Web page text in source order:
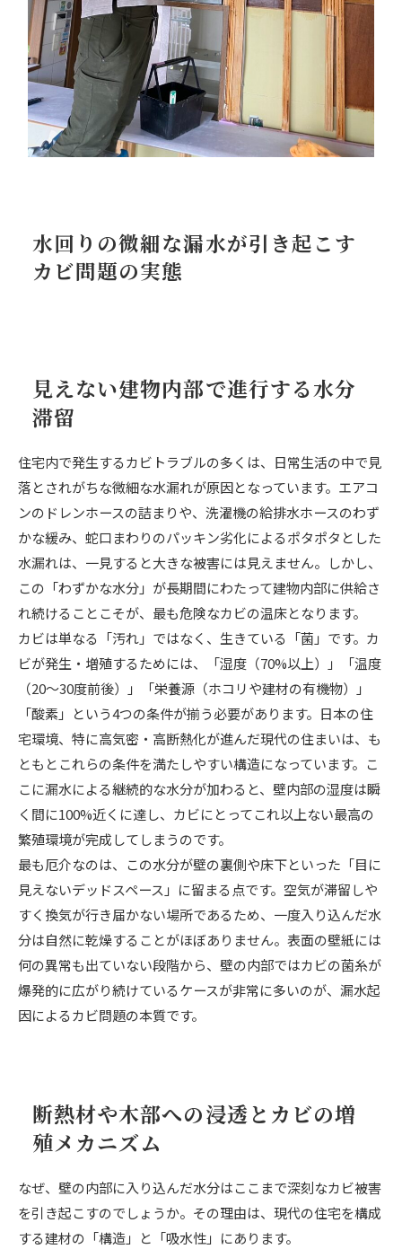
6.1. 見えない水分の広がりを可視化する含水率測定
6.2. カビの種類と汚染レベルを特定する真菌検査
7.建材を壊さず根こそぎ減菌する「MIST工法®」の優位性
7.1. 物理的な破壊や削り作業を必要としない独自技術
7.2.人体への安全性と高い防カビ持続性能の両立
8.2. 建物の構造を知り尽くしたプロによる再発防止計画
9. まとめ：スピード対応が修繕費用と健康被害を最小限に抑える
水回りの微細な漏水が引き起こす
カビ問題の実態
見えない建物内部で進行する水分
滞留
住宅内で発生するカビトラブルの多くは、日常生活の中で見
落とされがちな微細な水漏れが原因となっています。エアコ
ンのドレンホースの詰まりや、洗濯機の給排水ホースのわず
かな緩み、蛇口まわりのパッキン劣化によるポタポタとした
水漏れは、一見すると大きな被害には見えません。しかし、
この「わずかな水分」が長期間にわたって建物内部に供給さ
れ続けることこそが、最も危険なカビの温床となります。
カビは単なる「汚れ」ではなく、生きている「菌」です。カ
ビが発生・増殖するためには、「湿度（70%以上）」「温度
（20〜30度前後）」「栄養源（ホコリや建材の有機物）」
「酸素」という4つの条件が揃う必要があります。日本の住
宅環境、特に高気密・高断熱化が進んだ現代の住まいは、も
ともとこれらの条件を満たしやすい構造になっています。こ
こに漏水による継続的な水分が加わると、壁内部の湿度は瞬
く間に100%近くに達し、カビにとってこれ以上ない最高の
繁殖環境が完成してしまうのです。
最も厄介なのは、この水分が壁の裏側や床下といった「目に
見えないデッドスペース」に留まる点です。空気が滞留しや
すく換気が行き届かない場所であるため、一度入り込んだ水
分は自然に乾燥することがほぼありません。表面の壁紙には
何の異常も出ていない段階から、壁の内部ではカビの菌糸が
爆発的に広がり続けているケースが非常に多いのが、漏水起
因によるカビ問題の本質です。
断熱材や木部への浸透とカビの増
殖メカニズム
なぜ、壁の内部に入り込んだ水分はここまで深刻なカビ被害
を引き起こすのでしょうか。その理由は、現代の住宅を構成
する建材の「構造」と「吸水性」にあります。